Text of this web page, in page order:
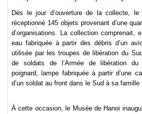
Dès le jour d’ouverture de la collecte, le
réceptionné 145 objets provenant d’une
d’organisations. La collection comprenait,
eau fabriquée à partir des débris d’un
utilisée par les troupes de libération du
de soldats de l’Armée de libération du
poignard, lampe fabriquée à partir d’une
d’un soldat au front dans le Sud à sa famille
À cette occasion, le Musée de Hanoi